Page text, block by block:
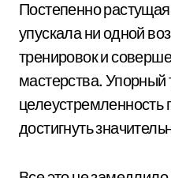
Постепенно
упускала ни одной
тренировок и
мастерства. Упорный
целеустремленность
достигнуть